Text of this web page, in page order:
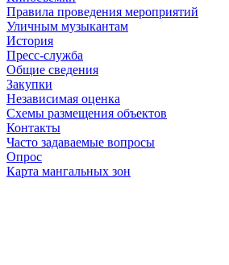
Правила проведения мероприятий
Уличным музыкантам
История
Пресс-служба
Общие сведения
Закупки
Независимая оценка
Схемы размещения объектов
Контакты
Часто задаваемые вопросы
Опрос
Карта мангальных зон